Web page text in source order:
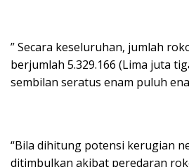
” Secara keseluruhan, jumlah
berjumlah 5.329.166 (Lima juta
sembilan seratus enam puluh
“Bila dihitung potensi kerugian
ditimbulkan akibat peredaran